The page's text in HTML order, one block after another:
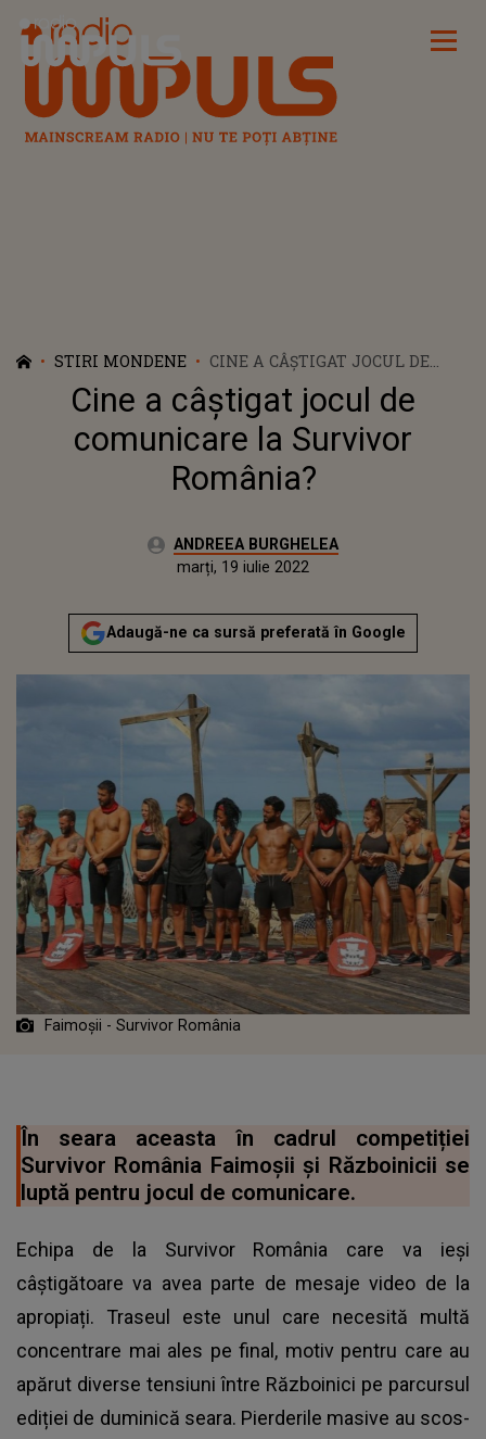
Radio Impuls
STIRI MONDENE
CINE A CÂŞTIGAT JOCUL DE
COMUNICARE LA SURVIVOR
ROMÂNIA?
Cine a câştigat jocul de
comunicare la Survivor
România?
Autor:ANDREEA BURGHELEA
duminică, 31 ianuarie 2021Actualizat:
marți, 19 iulie 2022
Adaugă-ne ca sursă preferată în Google
Faimoșii - Survivor România
În seara aceasta în cadrul competiției
Survivor România Faimoșii și Războinicii se
luptă pentru jocul de comunicare.
Echipa de la Survivor România care va ieși
câștigătoare va avea parte de mesaje video de la
apropiați. Traseul este unul care necesită multă
concentrare mai ales pe final, motiv pentru care au
apărut diverse tensiuni între Războinici pe parcursul
ediției de duminică seara. Pierderile masive au scos-